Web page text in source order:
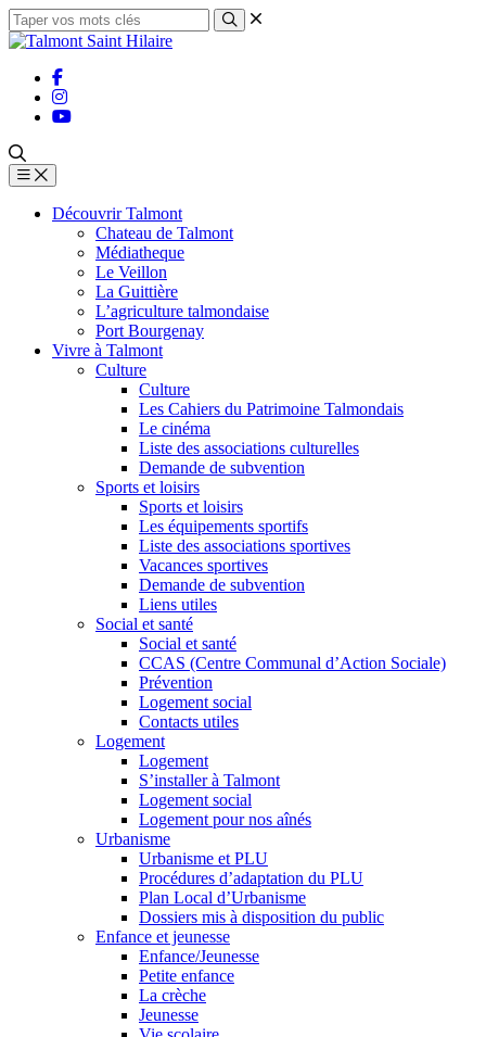
Découvrir Talmont
Chateau de Talmont
Médiatheque
Le Veillon
La Guittière
L’agriculture talmondaise
Port Bourgenay
Vivre à Talmont
Culture
Culture
Les Cahiers du Patrimoine Talmondais
Le cinéma
Liste des associations culturelles
Demande de subvention
Sports et loisirs
Sports et loisirs
Les équipements sportifs
Liste des associations sportives
Vacances sportives
Demande de subvention
Liens utiles
Social et santé
Social et santé
CCAS (Centre Communal d’Action Sociale)
Prévention
Logement social
Contacts utiles
Logement
Logement
S’installer à Talmont
Logement social
Logement pour nos aînés
Urbanisme
Urbanisme et PLU
Procédures d’adaptation du PLU
Plan Local d’Urbanisme
Dossiers mis à disposition du public
Enfance et jeunesse
Enfance/Jeunesse
Petite enfance
La crèche
Jeunesse